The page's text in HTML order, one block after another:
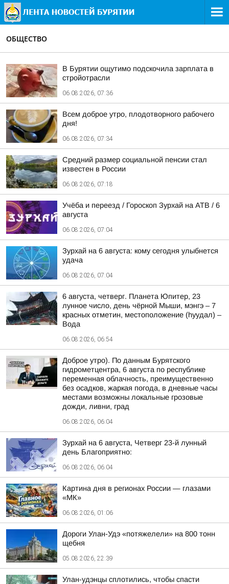
ОБЩЕСТВО
В Бурятии ощутимо подскочила зарплата в
стройотрасли
06.08.2026, 07:36
Всем доброе утро, плодотворного рабочего
дня!
06.08.2026, 07:34
Средний размер социальной пенсии стал
известен в России
06.08.2026, 07:18
Учёба и переезд / Гороскоп Зурхай на АТВ / 6
августа
06.08.2026, 07:04
Зурхай на 6 августа: кому сегодня улыбнется
удача
06.08.2026, 07:04
6 августа, четверг. Планета Юпитер, 23
лунное число, день чёрной Мыши, мэнгэ – 7
красных отметин, местоположение (hуудал) –
Вода
06.08.2026, 06:54
Доброе утро). По данным Бурятского
гидрометцентра, 6 августа по республике
переменная облачность, преимущественно
без осадков, жаркая погода, в дневные часы
местами возможны локальные грозовые
дожди, ливни, град
06.08.2026, 06:04
Зурхай на 6 августа, Четверг 23-й лунный
день Благоприятно:
06.08.2026, 06:04
Картина дня в регионах России — глазами
«МК»
06.08.2026, 01:06
Дороги Улан-Удэ «потяжелели» на 800 тонн
щебня
05.08.2026, 22:39
Улан-удэнцы сплотились, чтобы спасти